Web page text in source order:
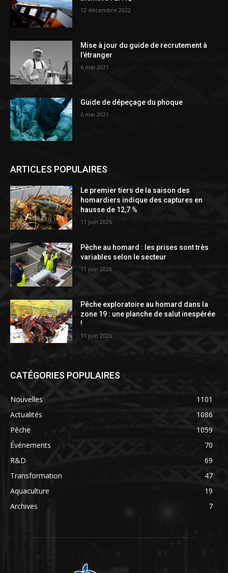
12 décembre 2022
Mise à jour du guide de recrutement à
l’étranger
6 mai 2021
Guide de dépeçage du phoque
6 mai 2021
ARTICLES POPULAIRES
Le premier tiers de la saison des
homardiers indique des captures en
hausse de 12,7 %
11 juin 2026
Pêche au homard : les prises sont très
variables selon le secteur
11 juin 2026
Pêche exploratoire au homard dans la
zone 19 : une planche de salut inespérée
!
11 juin 2026
CATÉGORIES POPULAIRES
Nouvelles
1101
Actualités
1086
Pêche
1059
Événements
70
R&D
69
Transformation
47
Aquaculture
19
Archives
7